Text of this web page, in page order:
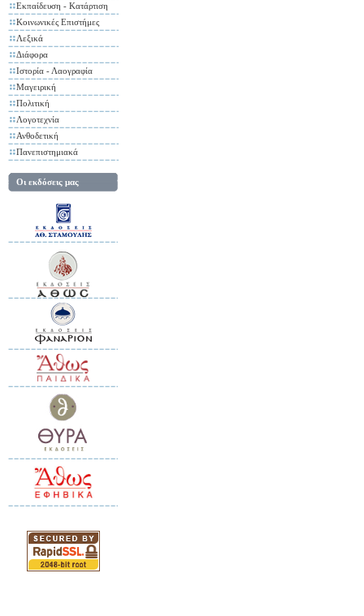
Εκπαίδευση - Κατάρτιση
Κοινωνικές Επιστήμες
Λεξικά
Διάφορα
Ιστορία - Λαογραφία
Μαγειρική
Πολιτική
Λογοτεχνία
Ανθοδετική
Πανεπιστημιακά
Οι εκδόσεις μας